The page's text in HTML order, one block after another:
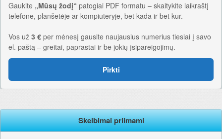
Gaukite „Mūsų žodį“ patogiai PDF formatu – skaitykite laikraštį
telefone, planšetėje ar kompiuteryje, bet kada ir bet kur.
Vos už 3 € per mėnesį gausite naujausius numerius tiesiai į savo
el. paštą – greitai, paprastai ir be jokių įsipareigojimų.
Pirkti
Skelbimai priimami